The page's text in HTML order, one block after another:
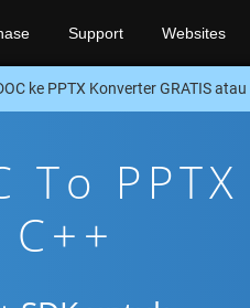
Support Websites
ke PPTX Konverter GRATIS atau
PPTX